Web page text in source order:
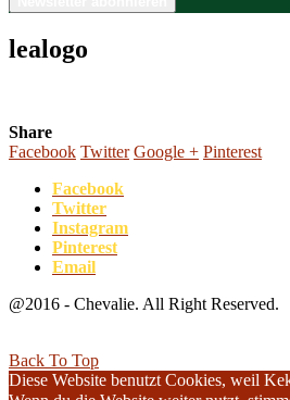
lealogo
Share
Facebook Twitter Google + Pinterest
Facebook
Twitter
Instagram
Pinterest
Email
@2016 - Chevalie. All Right Reserved.
Back To Top
Diese Website benutzt Cookies, weil